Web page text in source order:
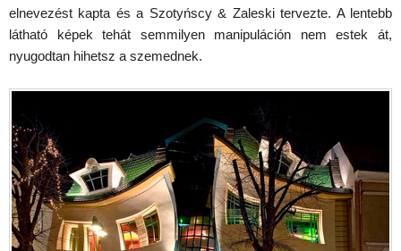
elnevezést kapta és a Szotyńscy & Zaleski tervezte. A lentebb
látható képek tehát semmilyen manipuláción nem estek át,
nyugodtan hihetsz a szemednek.